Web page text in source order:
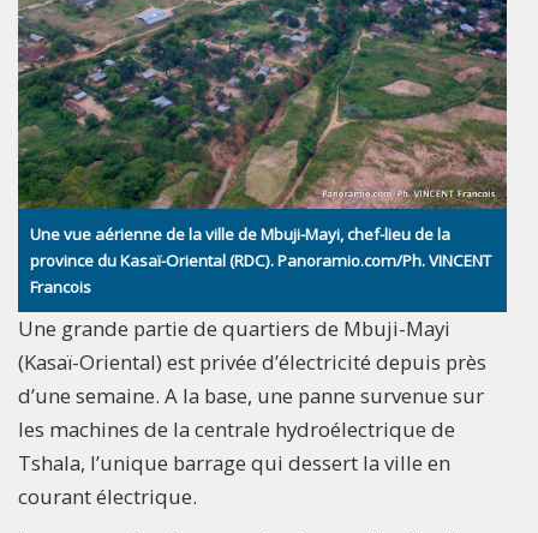
Une vue aérienne de la ville de Mbuji-Mayi, chef-lieu de la
province du Kasaï-Oriental (RDC). Panoramio.com/Ph. VINCENT
Francois
Une grande partie de quartiers de Mbuji-Mayi
(Kasaï-Oriental) est privée d’électricité depuis près
d’une semaine. A la base, une panne survenue sur
les machines de la centrale hydroélectrique de
Tshala, l’unique barrage qui dessert la ville en
courant électrique.